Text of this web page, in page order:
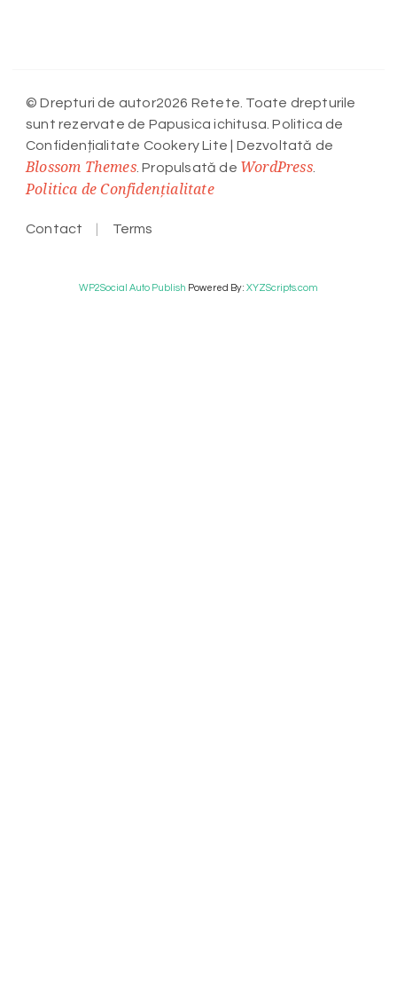
© Drepturi de autor2026 Retete. Toate drepturile
sunt rezervate de Papusica ichitusa. Politica de
Confidențialitate Cookery Lite | Dezvoltată de
Blossom Themes. Propulsată de WordPress.
Politica de Confidențialitate
Contact Terms
WP2Social Auto Publish Powered By : XYZScripts.com